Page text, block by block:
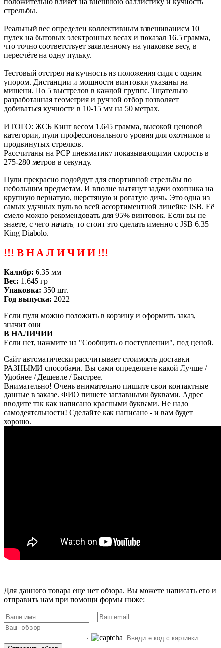
стрельбы.
Реальный вес определен коллективным взвешиванием 10
пулек на бытовых электронных весах и показал 16.5 грамма,
что точно соответствует заявленному на упаковке весу, в
пересчёте на одну пульку.
Тестовый отстрел на кучность из положения сидя с одним
упором. Дистанции и мощности винтовки указаны на
мишени. По 5 выстрелов в каждой группе. Тщательно
разработанная геометрия и ручной отбор позволяет
добиваться кучности в 10-15 мм на 50 метрах.
ИТОГО: ЖСБ Кинг весом 1.645 грамма, высокой ценовой
категории, пули профессионального уровня для охотников и
продвинутых стрелков.
Рассчитаны на РСР пневматику показывающими скорость в
275-280 метров в секунду.
Пули прекрасно подойдут для спортивной стрельбы по
небольшим предметам. И вполне вытянут задачи охотника на
крупную пернатую, шерстяную и рогатую дичь. Это одна из
самых удачных пуль во всей ассортиментной линейке JSB. Её
смело можно рекомендовать для 95% винтовок. Если вы не
знаете, с чего начать, то стоит это сделать именно с JSB 6.35
King Diabolo.
!!! В Н А Л И Ч И И !!!
Калибр: 6.35 мм
Вес: 1.645 гр
Упаковка: 350 шт.
Год выпуска: 2022
Если пули можно положить в корзину и оформить заказ,
значит они
В НАЛИЧИИ
Если нет, нажмите на "Сообщить о поступлении", под ценой.
Сайт автоматически рассчитывает стоимость доставки
РАЗНЫМИ способами. Вы сами определяете какой Лучше /
Удобнее / Дешевле / Быстрее.
Внимательно! Очень внимательно пишите свои контактные
данные в заказе. ФИО пишете заглавными буквами. Адрес
вводите так как написано красными буквами. Не надо
самодеятельности! Сделайте как написано - и вам будет
хорошо.
Для данного товара еще нет обзора. Вы можете написать его и
отправить нам при помощи формы ниже: